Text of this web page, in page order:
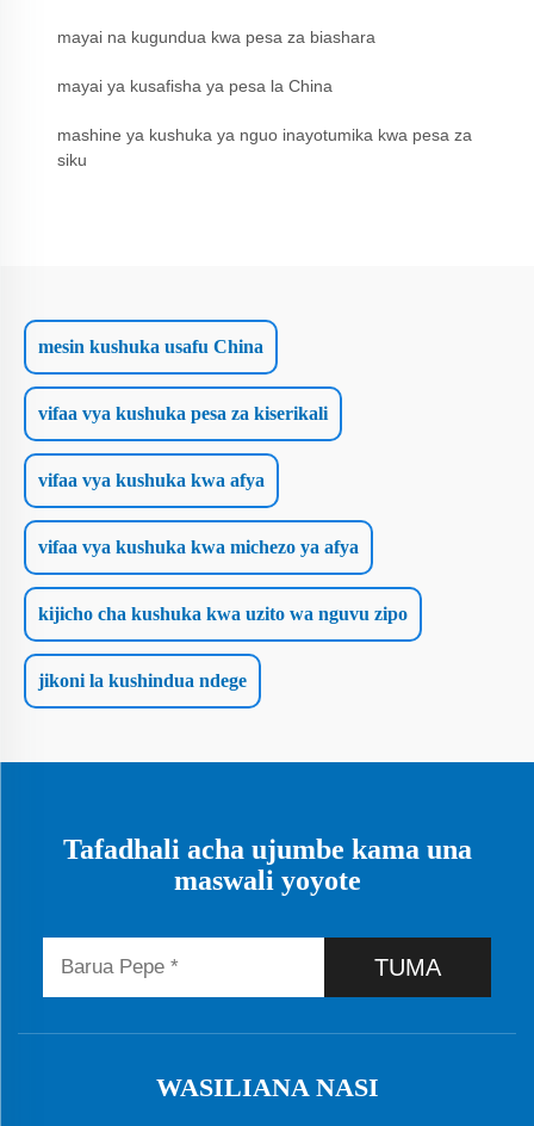
mayai na kugundua kwa pesa za biashara
mayai ya kusafisha ya pesa la China
mashine ya kushuka ya nguo inayotumika kwa pesa za
siku
mesin kushuka usafu China
vifaa vya kushuka pesa za kiserikali
vifaa vya kushuka kwa afya
vifaa vya kushuka kwa michezo ya afya
kijicho cha kushuka kwa uzito wa nguvu zipo
jikoni la kushindua ndege
Tafadhali acha ujumbe kama una
maswali yoyote
TUMA
WASILIANA NASI